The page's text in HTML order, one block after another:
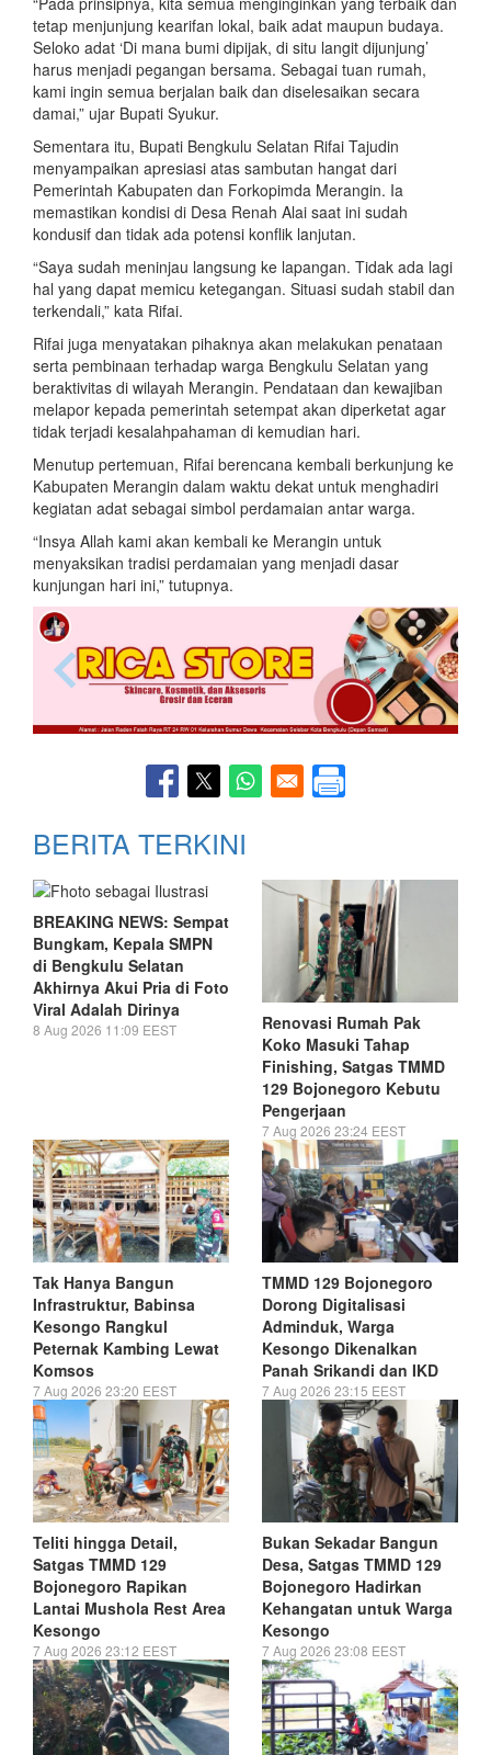
tetap menjunjung kearifan lokal, baik adat maupun budaya.
Seloko adat ‘Di mana bumi dipijak, di situ langit dijunjung’
harus menjadi pegangan bersama. Sebagai tuan rumah,
kami ingin semua berjalan baik dan diselesaikan secara
damai,” ujar Bupati Syukur.
Sementara itu, Bupati Bengkulu Selatan Rifai Tajudin
menyampaikan apresiasi atas sambutan hangat dari
Pemerintah Kabupaten dan Forkopimda Merangin. Ia
memastikan kondisi di Desa Renah Alai saat ini sudah
kondusif dan tidak ada potensi konflik lanjutan.
“Saya sudah meninjau langsung ke lapangan. Tidak ada lagi
hal yang dapat memicu ketegangan. Situasi sudah stabil dan
terkendali,” kata Rifai.
Rifai juga menyatakan pihaknya akan melakukan penataan
serta pembinaan terhadap warga Bengkulu Selatan yang
beraktivitas di wilayah Merangin. Pendataan dan kewajiban
melapor kepada pemerintah setempat akan diperketat agar
tidak terjadi kesalahpahaman di kemudian hari.
Menutup pertemuan, Rifai berencana kembali berkunjung ke
Kabupaten Merangin dalam waktu dekat untuk menghadiri
kegiatan adat sebagai simbol perdamaian antar warga.
“Insya Allah kami akan kembali ke Merangin untuk
menyaksikan tradisi perdamaian yang menjadi dasar
kunjungan hari ini,” tutupnya.
BERITA TERKINI
BREAKING NEWS: Sempat
Bungkam, Kepala SMPN
di Bengkulu Selatan
Akhirnya Akui Pria di Foto
Viral Adalah Dirinya
8 Aug 2026 11:09 EEST
Renovasi Rumah Pak
Koko Masuki Tahap
Finishing, Satgas TMMD
129 Bojonegoro Kebutu
Pengerjaan
7 Aug 2026 23:24 EEST
Tak Hanya Bangun
Infrastruktur, Babinsa
Kesongo Rangkul
Peternak Kambing Lewat
Komsos
7 Aug 2026 23:20 EEST
TMMD 129 Bojonegoro
Dorong Digitalisasi
Adminduk, Warga
Kesongo Dikenalkan
Panah Srikandi dan IKD
7 Aug 2026 23:15 EEST
Teliti hingga Detail,
Satgas TMMD 129
Bojonegoro Rapikan
Lantai Mushola Rest Area
Kesongo
7 Aug 2026 23:12 EEST
Bukan Sekadar Bangun
Desa, Satgas TMMD 129
Bojonegoro Hadirkan
Kehangatan untuk Warga
Kesongo
7 Aug 2026 23:08 EEST